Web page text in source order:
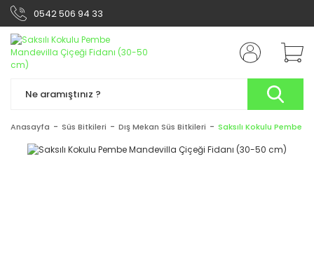
0542 506 94 33
Anasayfa Süs Bitkileri Dış Mekan Süs Bitkileri Saksılı Kokulu Pembe